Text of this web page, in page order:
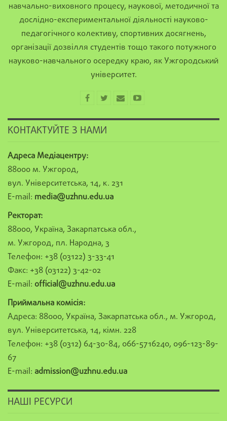
навчально-виховного процесу, наукової, методичної та
дослідно-експериментальної діяльності науково-
педагогічного колективу, спортивних досягнень,
організації дозвілля студентів тощо такого потужного
науково-навчального осередку краю, як Ужгородський
університет.
КОНТАКТУЙТЕ З НАМИ
Адреса Медіацентру:
88000 м. Ужгород,
вул. Університетська, 14, к. 231
E-mail: media@uzhnu.edu.ua
Ректорат:
88000, Україна, Закарпатська обл.,
м. Ужгород, пл. Народна, 3
Телефон: +38 (03122) 3-33-41
Факс: +38 (03122) 3-42-02
E-mail: official@uzhnu.edu.ua
Приймальна комісія:
Адреса: 88000, Україна, Закарпатська обл., м. Ужгород,
вул. Університетська, 14, кімн. 228
Телефон: +38 (0312) 64-30-84, 066-5716240, 096-123-89-
67
E-mail: admission@uzhnu.edu.ua
НАШІ РЕСУРСИ